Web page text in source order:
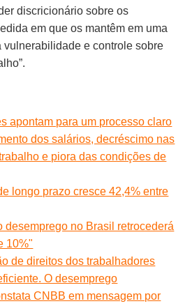
discricionário sobre os
em que os mantêm em uma
vulnerabilidade e controle sobre
apontam para um processo claro
dos salários, decréscimo nas
e piora das condições de
longo prazo cresce 42,4% entre
desemprego no Brasil retrocederá
10%"
de direitos dos trabalhadores
O desemprego
CNBB em mensagem por